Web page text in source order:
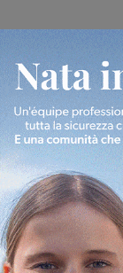
Figline Incisa
Piscina di
Pnrr, il
Cronaca 4
Un anno fa
Gianni,
processo,